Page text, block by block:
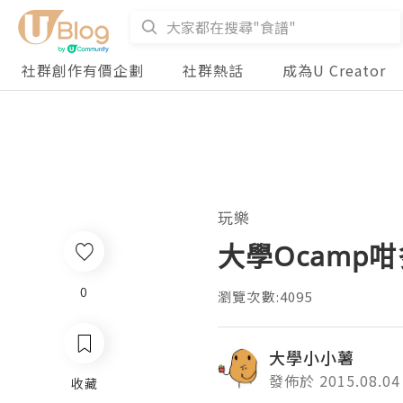
社群創作有價企劃 社群熱話 成為U Creator
玩樂
大學Ocamp
瀏覽次數:4095
大學小小薯
發佈於 2015.08.04
0
收藏